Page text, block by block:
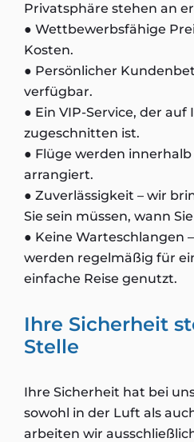
Privatsphäre stehen an
● Wettbewerbsfähige
Kosten.
● Persönlicher
verfügbar.
● Ein VIP-Service, der auf
zugeschnitten ist.
● Flüge werden
arrangiert.
● Zuverlässigkeit – wir
Sie sein müssen, wann
● Keine Warteschlangen
werden regelmäßig für
einfache Reise genutzt.
Ihre Sicherheit
Stelle
Ihre Sicherheit hat bei
sowohl in der Luft als
arbeiten wir